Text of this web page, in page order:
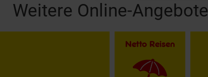
Weitere Online-Angebote
Netto Reisen